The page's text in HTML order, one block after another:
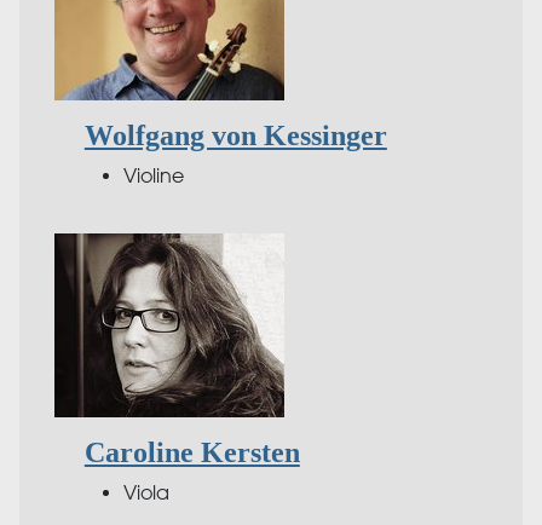
Wolfgang von Kessinger
Violine
Caroline Kersten
Viola